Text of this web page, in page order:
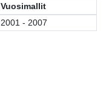
Vuosimallit
2001 - 2007